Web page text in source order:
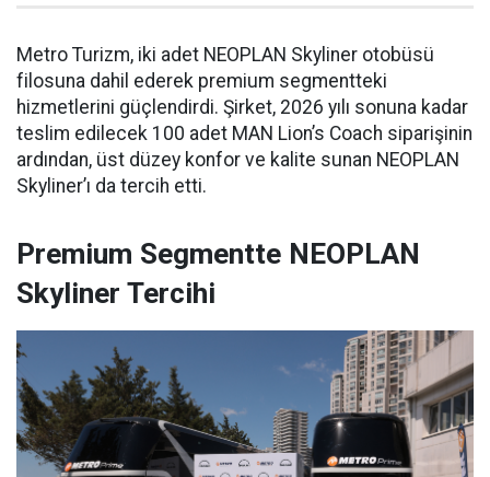
Metro Turizm, iki adet NEOPLAN Skyliner otobüsü
filosuna dahil ederek premium segmentteki
hizmetlerini güçlendirdi. Şirket, 2026 yılı sonuna kadar
teslim edilecek 100 adet MAN Lion’s Coach siparişinin
ardından, üst düzey konfor ve kalite sunan NEOPLAN
Skyliner’ı da tercih etti.
Premium Segmentte NEOPLAN
Skyliner Tercihi